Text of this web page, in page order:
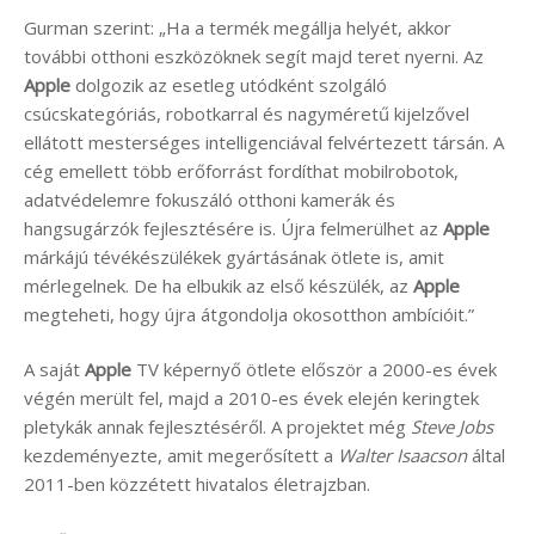
Gurman szerint: „Ha a termék megállja helyét, akkor
további otthoni eszközöknek segít majd teret nyerni. Az
Apple dolgozik az esetleg utódként szolgáló
csúcskategóriás, robotkarral és nagyméretű kijelzővel
ellátott mesterséges intelligenciával felvértezett társán. A
cég emellett több erőforrást fordíthat mobilrobotok,
adatvédelemre fokuszáló otthoni kamerák és
hangsugárzók fejlesztésére is. Újra felmerülhet az Apple
márkájú tévékészülékek gyártásának ötlete is, amit
mérlegelnek. De ha elbukik az első készülék, az Apple
megteheti, hogy újra átgondolja okosotthon ambícióit.”
A saját Apple TV képernyő ötlete először a 2000-es évek
végén merült fel, majd a 2010-es évek elején keringtek
pletykák annak fejlesztéséről. A projektet még Steve Jobs
kezdeményezte, amit megerősített a Walter Isaacsonáltal
2011-ben közzétett hivatalos életrajzban.